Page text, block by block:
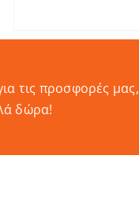
τις προσφορές μας,
δώρα!